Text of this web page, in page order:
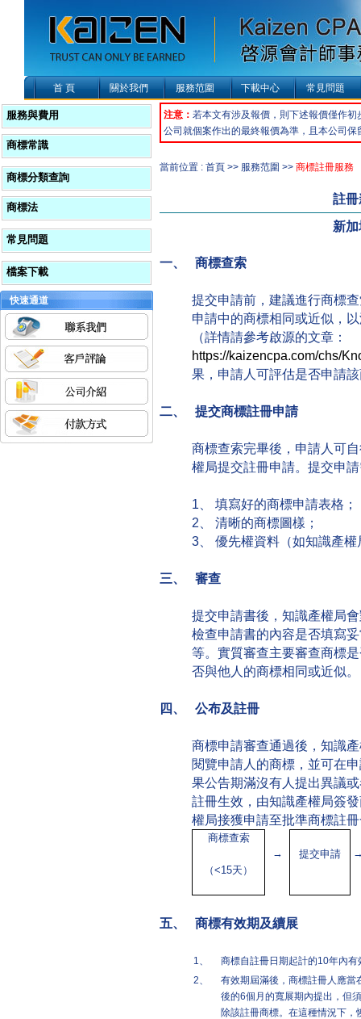
首 頁 關於我們 服務范圍 下載中心 常見問題
服務與費用
商標常識
商標分類查詢
商標法
常見問題
檔案下載
快速通道
注意： 若本文有涉及報價，則下述報價僅作
公司就個案作出的最終報價為準，且本公司
當前位置 : 首頁 >> 服務范圍 >> 商標註冊服務
註
新
一、 商標查索
提交申請前，建議進行商標
申請中的商標相同或近似，
（詳情請參考啟源的文章：
https://kaizencpa.com/chs/
果，申請人可評估是否申請
二、 提交商標註冊申請
商標查索完畢後，申請人可
權局提交註冊申請。提交申
1、 填寫好的商標申請表格；
2、 清晰的商標圖樣；
3、 優先權資料（如知識產
三、 審查
提交申請書後，知識產權局
檢查申請書的內容是否填寫
等。實質審查主要審查商標
否與他人的商標相同或近似。
四、 公布及註冊
商標申請審查通過後，知識
閱覽申請人的商標，並可在
果公告期滿沒有人提出異議
註冊生效，由知識產權局簽
權局接獲申請至批準商標註
商標查索
（<15天）
→ 提交申請
五、 商標有效期及續展
1、
商標自註冊日期起計的10年內有
2、
有效期屆滿後，商標註冊人應
後的6個月的寬展期內提出，但
除該註冊商標。在這種情況下